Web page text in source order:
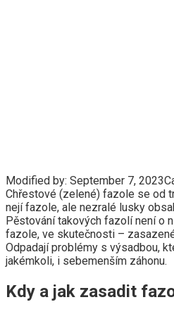
Modified by: September 7, 2023
Chřestové (zelené) fazole se od
nejí fazole, ale nezralé lusky
Pěstování takových fazolí není o
fazole, ve skutečnosti –
Odpadají problémy s výsadbou,
jakémkoli, i sebemenším záhonu.
Kdy a jak zasadit